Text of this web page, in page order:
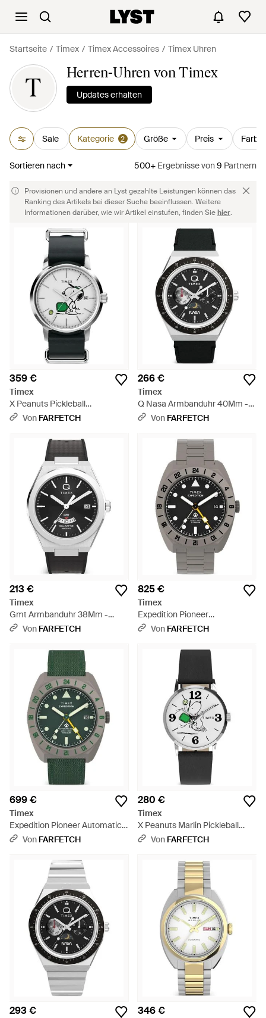
Startseite Timex Timex Accessoires Timex Uhren
T
Herren-Uhren von Timex
Updates erhalten
Sale Kategorie 2 Größe Preis Farbe
Sortieren nach 500+ Ergebnissevon9 Partnern
Provisionen und andere an Lyst gezahlte Leistungen können das
Ranking des Artikels bei dieser Suche beeinflussen. Weitere
Informationen darüber, wie wir Artikel einstufen, finden Siehier.
359 €
Timex
X Peanuts Pickleball
Armbanduhr 40Mm - Grau
Von FARFETCH
266 €
Timex
Q Nasa Armbanduhr 40Mm -
Schwarz
Von FARFETCH
213 €
Timex
Gmt Armbanduhr 38Mm -
GrauVon FARFETCH
825 €
Timex
Expedition Pioneer
Armbanduhr 41Mm - Grau
Von FARFETCH
699 €
Timex
Expedition Pioneer Automatic
Gmt Armbanduhr 41Mm - Grün
Von FARFETCH
280 €
Timex
X Peanuts Marlin Pickleball
Armbanduhr 38Mm - Weiß
Von FARFETCH
293 € 346 €